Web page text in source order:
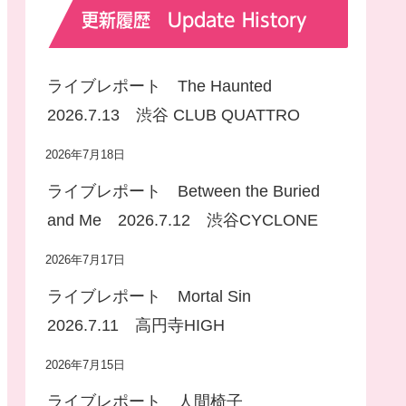
更新履歴 Update History
ライブレポート The Haunted
2026.7.13 渋谷 CLUB QUATTRO
2026年7月18日
ライブレポート Between the Buried
and Me 2026.7.12 渋谷CYCLONE
2026年7月17日
ライブレポート Mortal Sin
2026.7.11 高円寺HIGH
2026年7月15日
ライブレポート 人間椅子